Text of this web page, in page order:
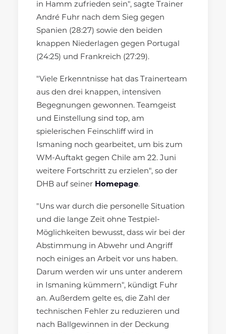
in Hamm zufrieden sein", sagte Trainer
André Fuhr nach dem Sieg gegen
Spanien (28:27) sowie den beiden
knappen Niederlagen gegen Portugal
(24:25) und Frankreich (27:29).
"Viele Erkenntnisse hat das Trainerteam
aus den drei knappen, intensiven
Begegnungen gewonnen. Teamgeist
und Einstellung sind top, am
spielerischen Feinschliff wird in
Ismaning noch gearbeitet, um bis zum
WM-Auftakt gegen Chile am 22. Juni
weitere Fortschritt zu erzielen", so der
DHB auf seiner Homepage.
"Uns war durch die personelle Situation
und die lange Zeit ohne Testpiel-
Möglichkeiten bewusst, dass wir bei der
Abstimmung in Abwehr und Angriff
noch einiges an Arbeit vor uns haben.
Darum werden wir uns unter anderem
in Ismaning kümmern", kündigt Fuhr
an. Außerdem gelte es, die Zahl der
technischen Fehler zu reduzieren und
nach Ballgewinnen in der Deckung